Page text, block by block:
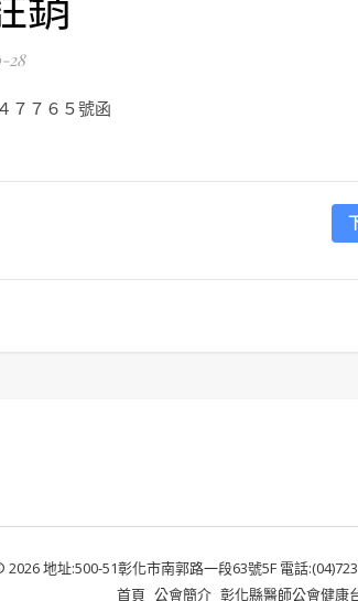
28
７７６５號函
地址:500-51彰化市南郭路一段63號5F 電話
首頁 公會簡介 彰化縣醫師公會健康